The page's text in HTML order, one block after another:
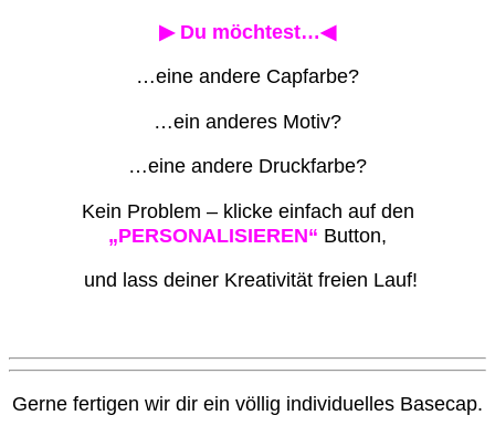
▶ Du möchtest…◀
…eine andere Capfarbe?
…ein anderes Motiv?
…eine andere Druckfarbe?
Kein Problem – klicke einfach auf den
„PERSONALISIEREN“ Button,
und lass deiner Kreativität freien Lauf!
Gerne fertigen wir dir ein völlig individuelles Basecap.